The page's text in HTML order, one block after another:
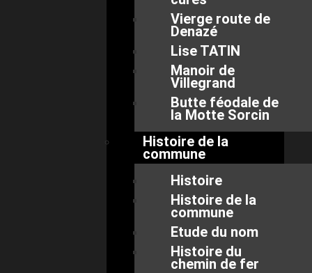
Vierge route de
Denazé
Lise TATIN
Manoir de
Villegrand
Butte féodale de
la Motte Sorcin
Histoire de la
commune
Histoire
Histoire de la
commune
Etude du nom
Histoire du
chemin de fer